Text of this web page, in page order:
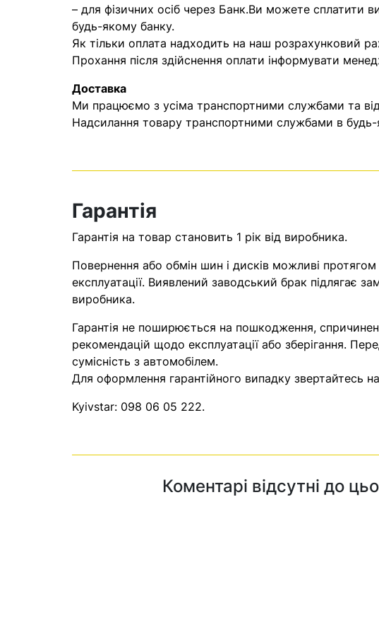
– для фізичних осіб через Банк.Ви можете сплатити
будь-якому банку.
Як тільки оплата надходить на наш розрахунковий
Прохання після здійснення оплати інформувати
Доставка
Ми працюємо з усіма транспортними службами та
Надсилання товару транспортними службами в будь-
Гарантія
Гарантія на товар становить 1 рік від виробника.
Повернення або обмін шин і дисків можливі
експлуатації. Виявлений заводський брак підлягає
виробника.
Гарантія не поширюється на пошкодження,
рекомендацій щодо експлуатації або зберігання.
сумісність з автомобілем.
Для оформлення гарантійного випадку звертайтесь на
Kyivstar: 098 06 05 222.
Коментарі відсутні до